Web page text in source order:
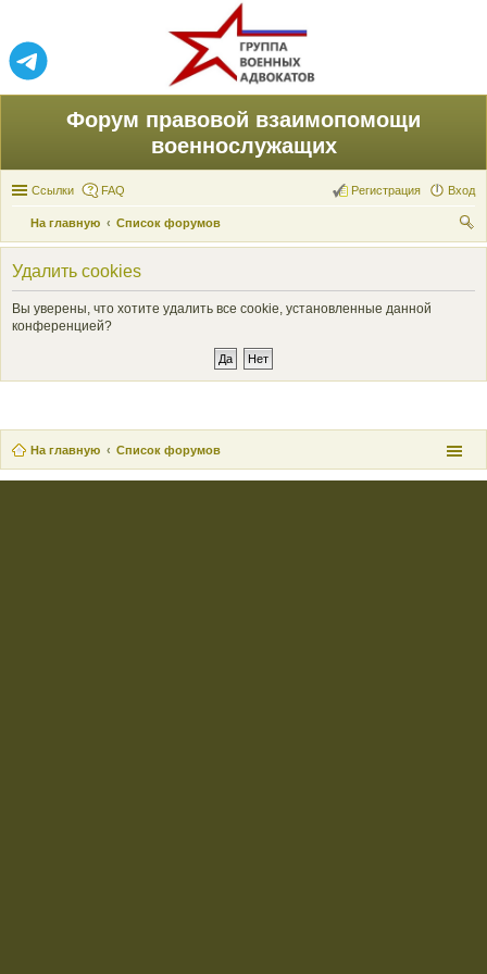
Форум правовой взаимопомощи
военнослужащих
Ссылки FAQ Вход
Регистрация
На главную
Список форумов
ои
Удалить cookies
Вы уверены, что хотите удалить все cookie, установленные данной
конференцией?
На главную Список форумов